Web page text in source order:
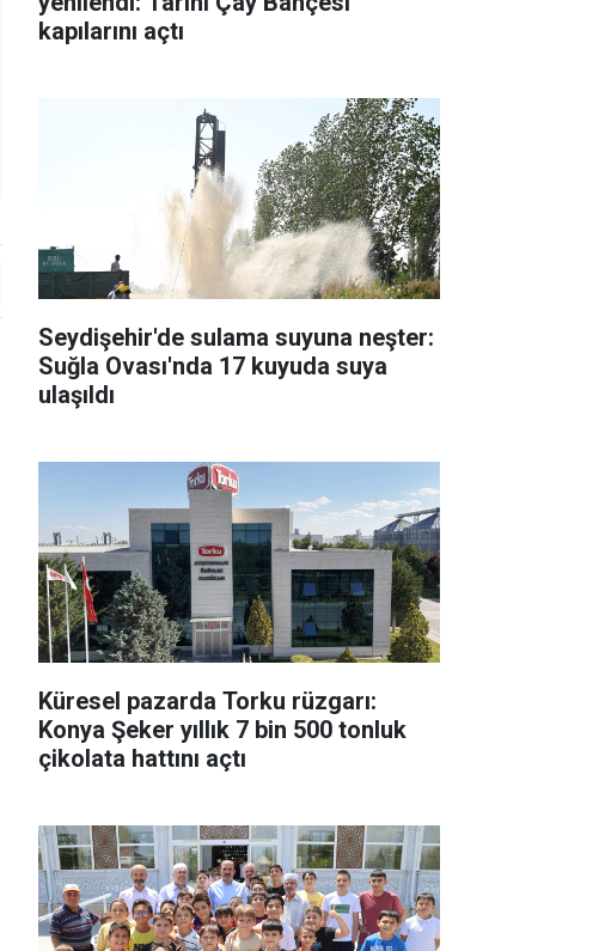
kapılarını açtı
Seydişehir'de sulama suyuna neşter:
Suğla Ovası'nda 17 kuyuda suya
ulaşıldı
Küresel pazarda Torku rüzgarı:
Konya Şeker yıllık 7 bin 500 tonluk
çikolata hattını açtı